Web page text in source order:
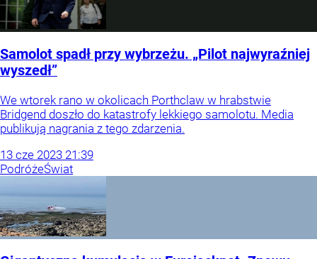
Samolot spadł przy wybrzeżu. „Pilot najwyraźniej
wyszedł”
We wtorek rano w okolicach Porthclaw w hrabstwie
Bridgend doszło do katastrofy lekkiego samolotu. Media
publikują nagrania z tego zdarzenia.
13 cze 2023 21:39
PodróżeŚwiat